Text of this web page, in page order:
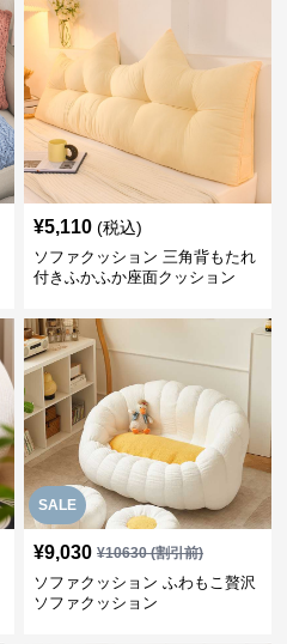
¥5,110 (税込)
ソファクッション 三角背もたれ
付きふかふか座面クッション
SALE
¥9,030 ¥10630(割引前)
ソファクッション ふわもこ贅沢
ソファクッション